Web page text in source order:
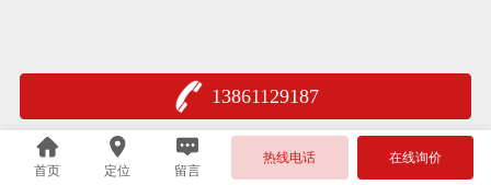
13861129187
首页 定位 留言
热线电话 在线询价